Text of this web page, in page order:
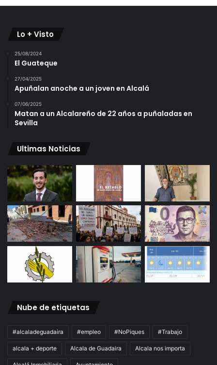
Lo + Visto
25/08/2024
El Guateque
27/04/2025
Apuñalan anoche a un joven en Alcalá
07/06/2025
Matan a un Alcalareño de 22 años a puñaladas en
Sevilla
Ultimas Noticias
Nube de etiquetas
#alcaladeguadaira #empleo #NoPiques #Trabajo
alcala + deporte Alcala de Guadaira Alcala nos importa